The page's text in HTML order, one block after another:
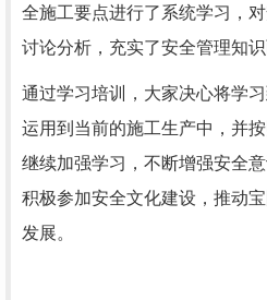
全施工要点进行了系统学习，
讨论分析，充实了安全管理知识
通过学习培训，大家决心将学
运用到当前的施工生产中，并
继续加强学习，不断增强安全
积极参加安全文化建设，推动
发展。